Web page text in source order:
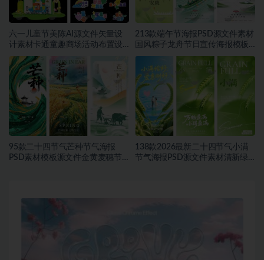
六一儿童节美陈AI源文件矢量设
计素材卡通童趣商场活动布置设
计模板合集~1548期
213款端午节海报PSD源文件素材
国风粽子龙舟节日宣传海报模板
合集~1457期
95款二十四节气芒种节气海报
PSD素材模板源文件金黄麦穗节
138款2026最新二十四节气小满
节气海报PSD源文件素材清新绿